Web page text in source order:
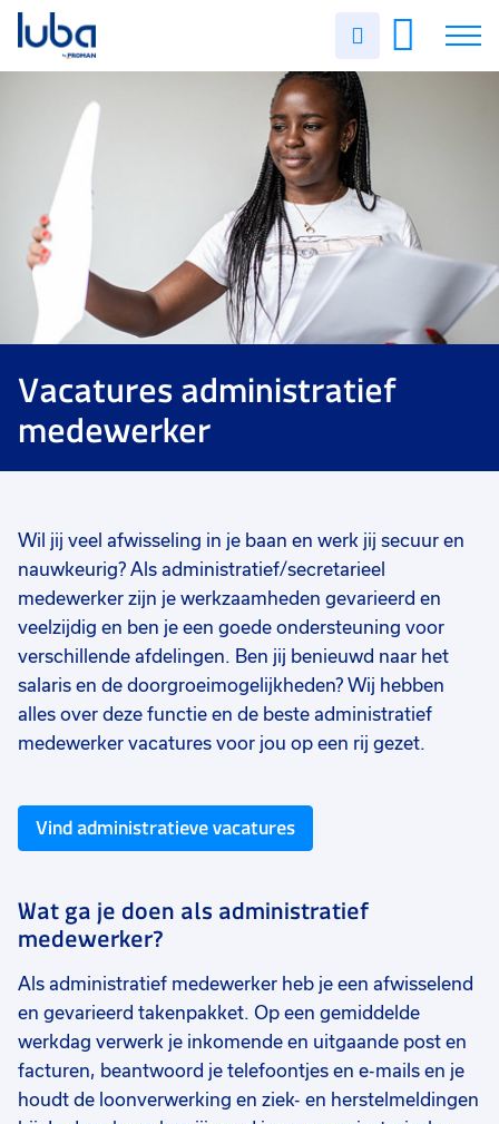
Uren
Vacatures
Over ons
Voor werkgevers
Contact
Vacatures administratief
medewerker
Wil jij veel afwisseling in je baan en werk jij secuur en
nauwkeurig? Als administratief/secretarieel
medewerker zijn je werkzaamheden gevarieerd en
veelzijdig en ben je een goede ondersteuning voor
verschillende afdelingen. Ben jij benieuwd naar het
salaris en de doorgroeimogelijkheden? Wij hebben
alles over deze functie en de beste administratief
medewerker vacatures voor jou op een rij gezet.
Vind administratieve vacatures
Wat ga je doen als administratief
medewerker?
Als administratief medewerker heb je een afwisselend
en gevarieerd takenpakket. Op een gemiddelde
werkdag verwerk je inkomende en uitgaande post en
facturen, beantwoord je telefoontjes en e-mails en je
houdt de loonverwerking en ziek- en herstelmeldingen